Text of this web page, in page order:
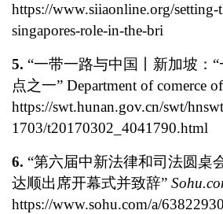
https://www.siiaonline.org/setting-
singapores-role-in-the-bri
5. “一带一路与中国丨新加坡：
点之一” Department of comerce
https://swt.hunan.gov.cn/swt/
1703/t20170302_4041790.html
6. “第六届中新法律和司法圆桌
达顺出席开幕式并致辞”
https://www.sohu.com/a/